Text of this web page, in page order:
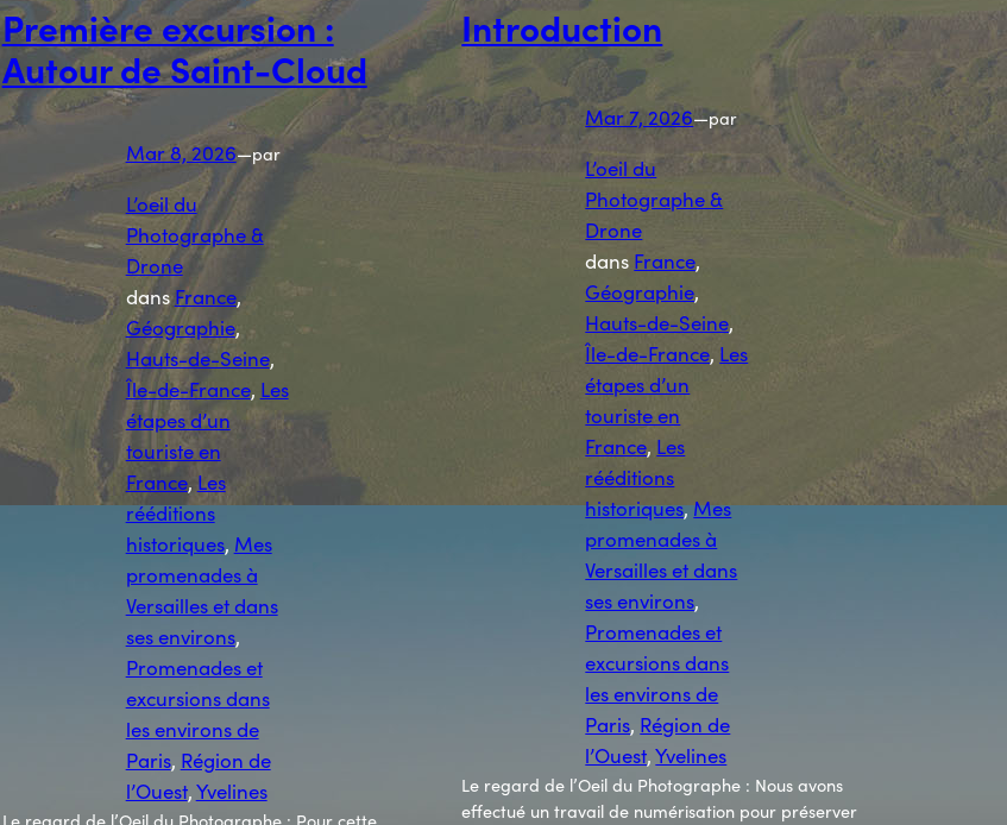
Première excursion :
Autour de Saint-Cloud
Mar 8, 2026—par
L’oeil du
Photographe &
Drone
dansFrance ,
Géographie
Hauts-de-Seine
Île-de-France, Les
étapes d’un
touriste en
France, Les
rééditions
historiques, Mes
promenades à
Versailles et dans
ses environs
Promenades et
excursions dans
les environs de
Paris, Région de
l’Ouest, Yvelines
Le regard de l’Oeil du Photographe : Pour cette
Introduction
Mar 7, 2026—par
L’oeil du
Photographe &
Drone
dans France
Géographie
Hauts-de-Seine
Île-de-France, Les
étapes d’un
touriste en
France, Les
rééditions
historiques, Mes
promenades à
Versailles et dans
ses environs
Promenades et
excursions dans
les environs de
Paris, Région de
l’Ouest, Yvelines
Le regard de l’Oeil du Photographe : Nous avons
effectué un travail de numérisation pour préserver